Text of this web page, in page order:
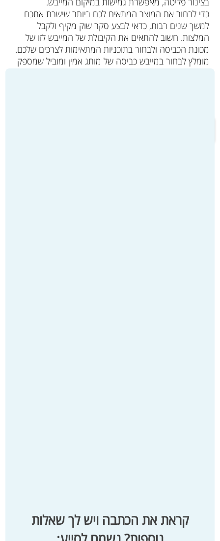
כדי לבחור את המוצר המתאים לכם ביותר שישרת אתכם
למשך שנים רבות, כדאי לבצע סקר שוק מקיף ולקבל
המלצות. חשוב להתאים את הקיבולת של המייבש לזו של
מכונת הכביסה ולבחור בתוכניות המתאימות לצרכים שלכם.
מומלץ לבחור במייבש כביסה של מותג אמין ומוביל שמספק
קראת את הכתבה ויש לך שאלות